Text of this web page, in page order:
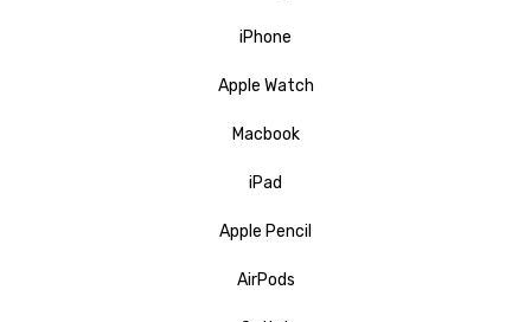
iPhone
Apple Watch
Macbook
iPad
Apple Pencil
AirPods